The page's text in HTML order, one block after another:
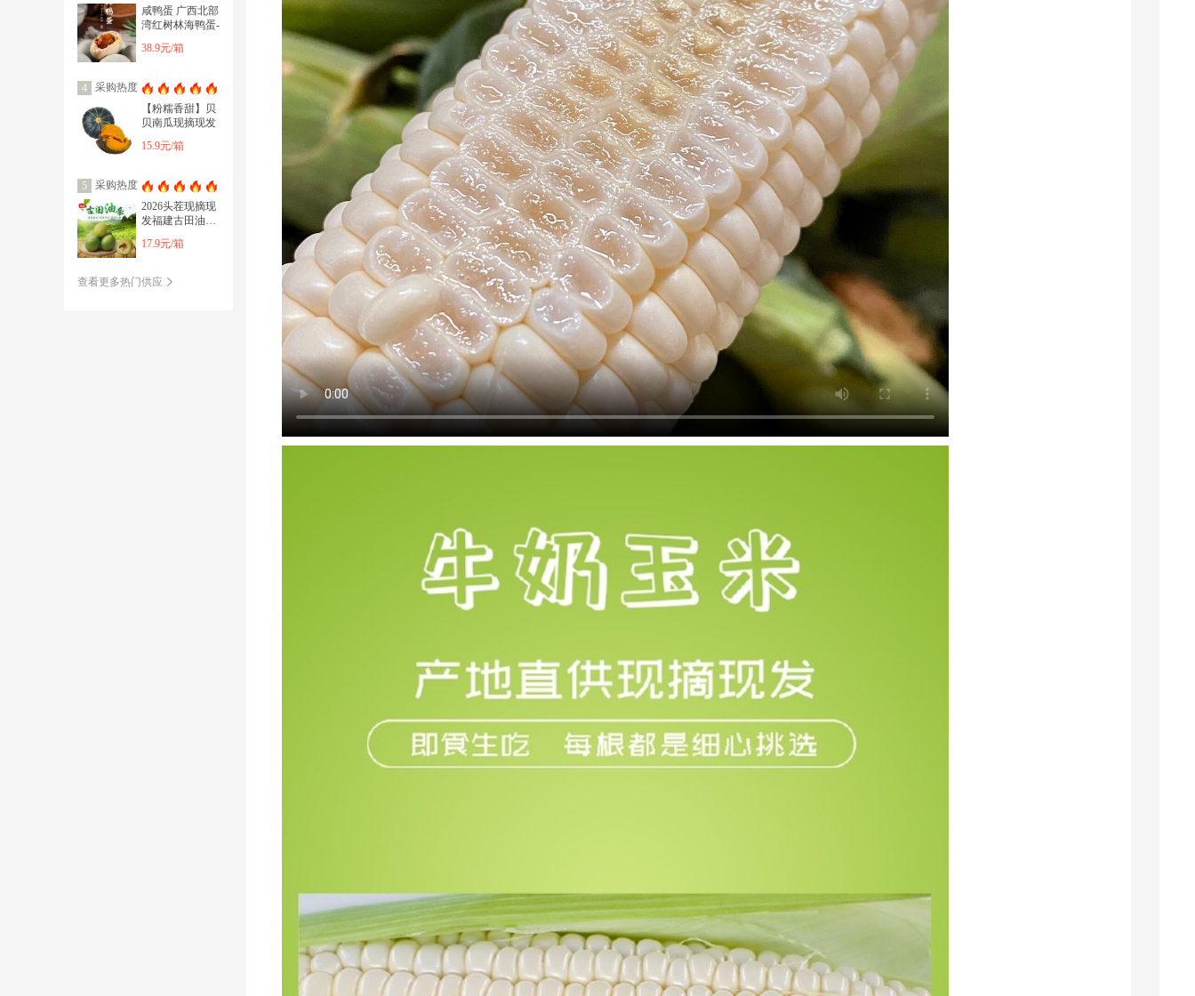
咸鸭蛋 广西北部
湾红树林海鸭蛋-
38.9元/箱
4
采购热度
【粉糯香甜】贝
贝南瓜现摘现发
15.9元/箱
5
采购热度
2026头茬现摘现
发福建古田油奈
脱骨甜李油奈李
17.9元/箱
查看更多热门供应